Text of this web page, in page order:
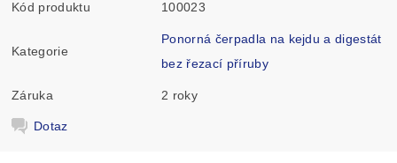
Kód produktu 100023
Kategorie
Ponorná čerpadla na kejdu a digestát
bez řezací příruby
Záruka 2 roky
Dotaz